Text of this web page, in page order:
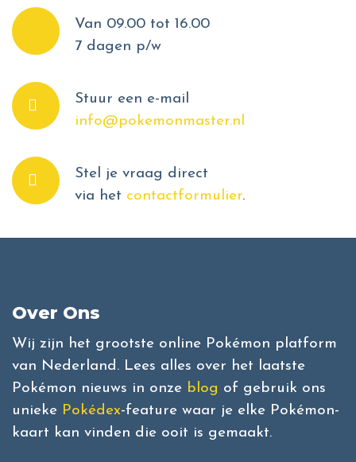
Van 09.00 tot 16.00
7 dagen p/w
Stuur een e-mail
info@pokemonmaster.nl
Stel je vraag direct
via het contactformulier.
Over Ons
Wij zijn het grootste online Pokémon platform
van Nederland. Lees alles over het laatste
Pokémon nieuws in onze blog of gebruik ons
unieke Pokédex-feature waar je elke Pokémon-
kaart kan vinden die ooit is gemaakt.